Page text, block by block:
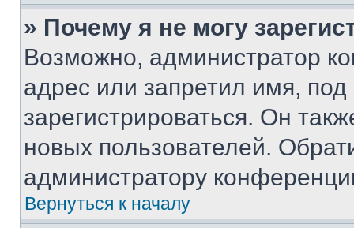
» Почему я не могу
Возможно, администратор
адрес или запретил имя,
зарегистрироваться. Он
новых пользователей.
администратору
Вернуться к началу